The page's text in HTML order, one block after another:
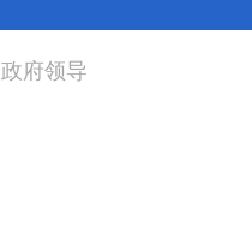
政府领导